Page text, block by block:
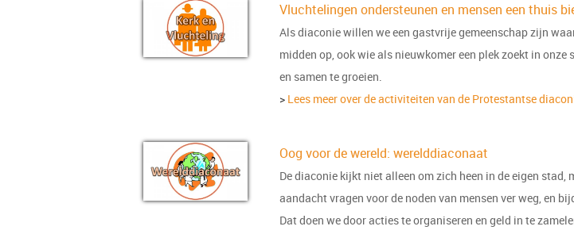
Vluchtelingen ondersteunen en mensen een thuis
Als diaconie willen we een gastvrije gemeenschap zijn
midden op, ook wie als nieuwkomer een plek zoekt in
en samen te groeien.
>Lees meer over de activiteiten van de Protestantse
Oog voor de wereld: werelddiaconaat
De diaconie kijkt niet alleen om zich heen in de eigen
aandacht vragen voor de noden van mensen ver weg, en
Dat doen we door acties te organiseren en geld in te